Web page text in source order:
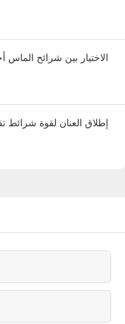
الاختيار بين شرائح الماس
إطلاق العنان لقوة شرائط